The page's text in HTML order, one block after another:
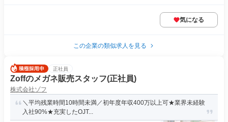
気になる
この企業の類似求人を見る
正社員
Zoffのメガネ販売スタッフ(正社員)
株式会社ゾフ
＼平均残業時間10時間未満／初年度年収400万以上可★業界未経験
入社90%★充実したOJT...